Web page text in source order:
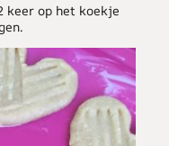
keer op het koekje